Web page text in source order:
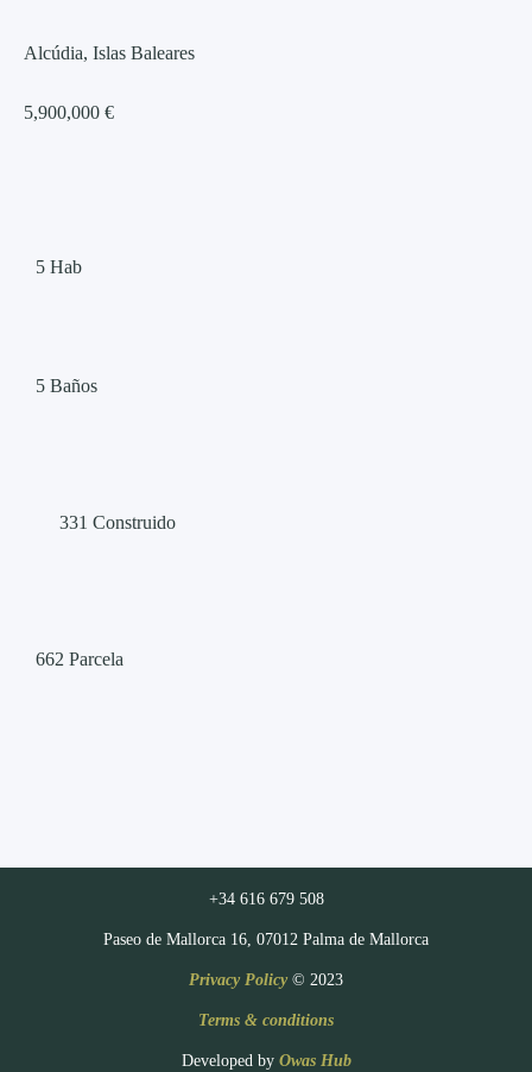
Alcúdia, Islas Baleares
5,900,000 €
5 Hab
5 Baños
331 Construido
662 Parcela
+34 616 679 508
Paseo de Mallorca 16, 07012 Palma de Mallorca
Privacy Policy © 2023
Terms & conditions
Developed by Owas Hub